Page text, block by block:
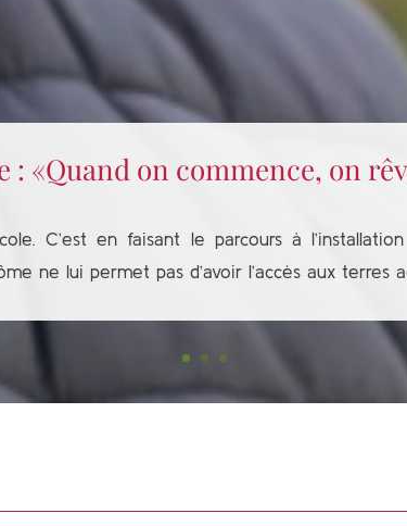
: «Quand on commence, on
C’est en faisant le parcours à
ne lui permet pas d’avoir l’accès aux terres